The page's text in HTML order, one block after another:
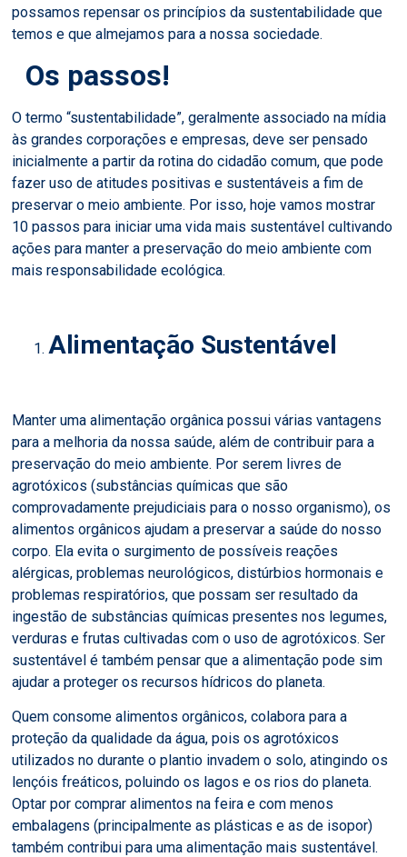
possamos repensar os princípios da sustentabilidade que
temos e que almejamos para a nossa sociedade.
Os passos!
O termo “sustentabilidade”, geralmente associado na mídia
às grandes corporações e empresas, deve ser pensado
inicialmente a partir da rotina do cidadão comum, que pode
fazer uso de atitudes positivas e sustentáveis a fim de
preservar o meio ambiente. Por isso, hoje vamos mostrar
10 passos para iniciar uma vida mais sustentável cultivando
ações para manter a preservação do meio ambiente com
mais responsabilidade ecológica.
Alimentação Sustentável
Manter uma alimentação orgânica possui várias vantagens
para a melhoria da nossa saúde, além de contribuir para a
preservação do meio ambiente. Por serem livres de
agrotóxicos (substâncias químicas que são
comprovadamente prejudiciais para o nosso organismo), os
alimentos orgânicos ajudam a preservar a saúde do nosso
corpo. Ela evita o surgimento de possíveis reações
alérgicas, problemas neurológicos, distúrbios hormonais e
problemas respiratórios, que possam ser resultado da
ingestão de substâncias químicas presentes nos legumes,
verduras e frutas cultivadas com o uso de agrotóxicos. Ser
sustentável é também pensar que a alimentação pode sim
ajudar a proteger os recursos hídricos do planeta.
Quem consome alimentos orgânicos, colabora para a
proteção da qualidade da água, pois os agrotóxicos
utilizados no durante o plantio invadem o solo, atingindo os
lençóis freáticos, poluindo os lagos e os rios do planeta.
Optar por comprar alimentos na feira e com menos
embalagens (principalmente as plásticas e as de isopor)
também contribui para uma alimentação mais sustentável.